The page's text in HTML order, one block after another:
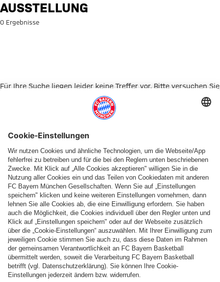
Suche: Ausstellung
AUSSTELLUNG
0 Ergebnisse
Für Ihre Suche liegen leider keine Treffer vor. Bitte versuchen Sie
Zur Startseite
Basketball Frauen Handball Schach Schiedsrichter
Seniorenfußball
Tischtennis